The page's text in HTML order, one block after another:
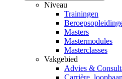
Niveau
Trainingen
Masters
Mastermodules
Masterclasses
Vakgebied
Advies &
Carrière,